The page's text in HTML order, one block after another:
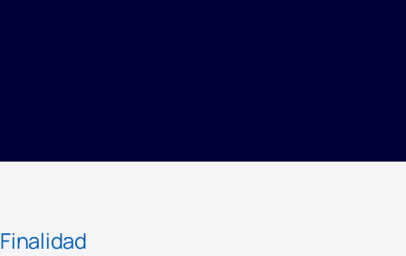
NEGOCIO DE CONSTRUCCIÓN NAVAL
Finalidad